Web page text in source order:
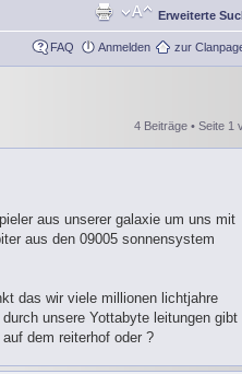
Erweiterte
FAQ Anmelden zur
4 Beiträge • Seite 1
aus unserer galaxie um uns mit
aus den 09005 sonnensystem
das wir viele millionen lichtjahre
unsere Yottabyte leitungen gibt
dem reiterhof oder ?